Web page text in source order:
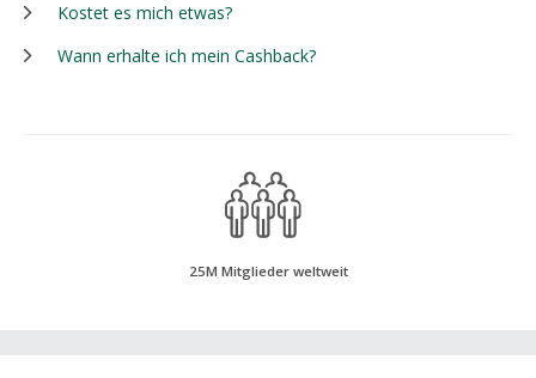
Kostet es mich etwas?
Wann erhalte ich mein Cashback?
25M Mitglieder weltweit